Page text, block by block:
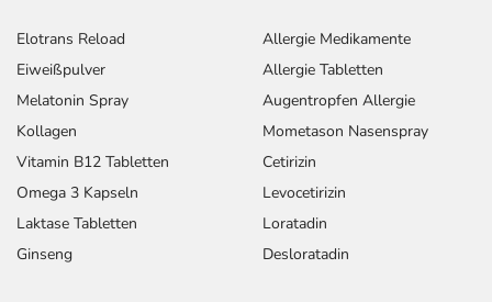
Elotrans Reload
Eiweißpulver
Melatonin Spray
Kollagen
Vitamin B12 Tabletten
Omega 3 Kapseln
Laktase Tabletten
Ginseng
Allergie Medikamente
Allergie Tabletten
Augentropfen Allergie
Mometason Nasenspray
Cetirizin
Levocetirizin
Loratadin
Desloratadin